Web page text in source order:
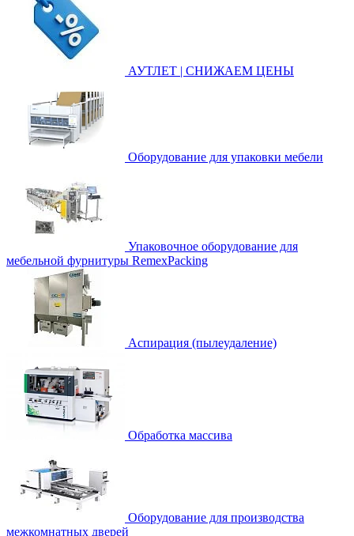
АУТЛЕТ | СНИЖАЕМ ЦЕНЫ
Оборудование для упаковки мебели
Упаковочное оборудование для
мебельной фурнитуры RemexPacking
Аспирация (пылеудаление)
Обработка массива
Оборудование для производства
межкомнатных дверей